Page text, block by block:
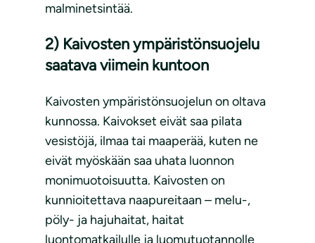
malminetsintää.
2) Kaivosten ympäristönsuojelu
saatava viimein kuntoon
Kaivosten ympäristönsuojelun on oltava
kunnossa. Kaivokset eivät saa pilata
vesistöjä, ilmaa tai maaperää, kuten ne
eivät myöskään saa uhata luonnon
monimuotoisuutta. Kaivosten on
kunnioitettava naapureitaan – melu-,
pöly- ja hajuhaitat, haitat
luontomatkailulle ja luomutuotannolle